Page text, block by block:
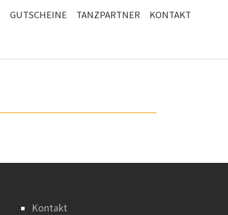
GUTSCHEINE TANZPARTNER KONTAKT
Kontakt